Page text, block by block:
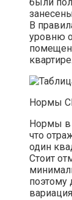
В
уровню
квартире.
Нормы
Нормы в
что
один
Стоит
поэтому